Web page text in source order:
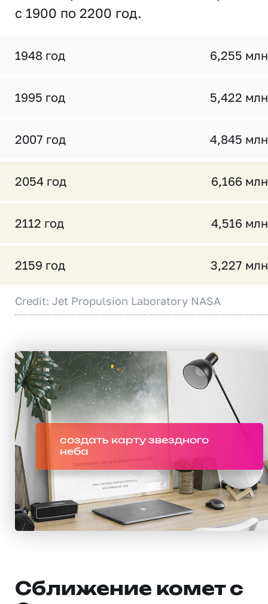
с 1900 по 2200 год.
1948 год 6,255
1995 год 5,422
2007 год 4,845
2054 год 6,166
2112 год 4,516
2159 год 3,227
Credit: Jet Propulsion Laboratory NASA
создать карту звездного
неба
Сближение комет с